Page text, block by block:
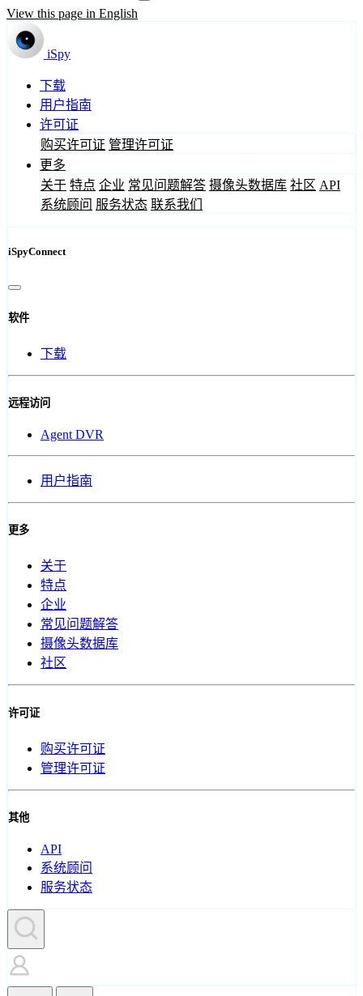
View this page in English
iSpy
下载
用户指南
许可证
购买许可证 管理许可证
更多
关于 特点 企业 常见问题解答 摄像头数据库 社区 API
系统顾问 服务状态 联系我们
iSpyConnect
软件
下载
远程访问
Agent DVR
用户指南
更多
关于
特点
企业
常见问题解答
摄像头数据库
社区
许可证
购买许可证
管理许可证
其他
API
系统顾问
服务状态